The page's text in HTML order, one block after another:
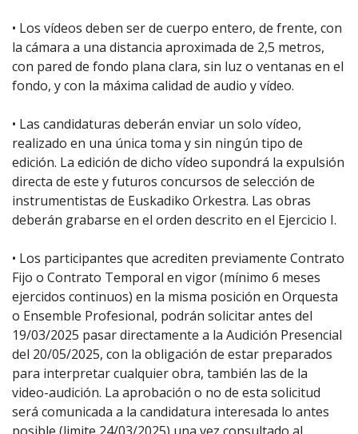
• Los vídeos deben ser de cuerpo entero, de frente, con
la cámara a una distancia aproximada de 2,5 metros,
con pared de fondo plana clara, sin luz o ventanas en el
fondo, y con la máxima calidad de audio y vídeo.
• Las candidaturas deberán enviar un solo vídeo,
realizado en una única toma y sin ningún tipo de
edición. La edición de dicho vídeo supondrá la expulsión
directa de este y futuros concursos de selección de
instrumentistas de Euskadiko Orkestra. Las obras
deberán grabarse en el orden descrito en el Ejercicio I.
• Los participantes que acrediten previamente Contrato
Fijo o Contrato Temporal en vigor (mínimo 6 meses
ejercidos continuos) en la misma posición en Orquesta
o Ensemble Profesional, podrán solicitar antes del
19/03/2025 pasar directamente a la Audición Presencial
del 20/05/2025, con la obligación de estar preparados
para interpretar cualquier obra, también las de la
video-audición. La aprobación o no de esta solicitud
será comunicada a la candidatura interesada lo antes